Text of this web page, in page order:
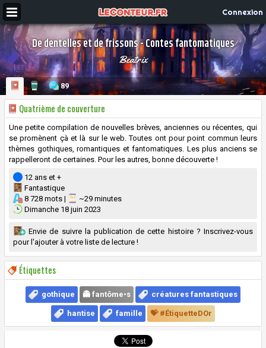
Connexion
De dentelles et de frissons - Contes fantomatiques
Beatrix
89
Quatrième de couverture
Une petite compilation de nouvelles brèves, anciennes ou récentes, qui
se promènent çà et là sur le web. Toutes ont pour point commun leurs
thèmes gothiques, romantiques et fantomatiques. Les plus anciens se
rappelleront de certaines. Pour les autres, bonne découverte !
12 ans et +
Fantastique
8 728 mots |
~29 minutes
Dimanche 18 juin 2023
Envie de suivre la publication de cette histoire ? Inscrivez-vous
pour l'ajouter à votre liste de lecture !
Étiquettes
gothique 👻 fantôme•s créatures fantastiques
hantise famille 💝 #ÉtiquetteDOr